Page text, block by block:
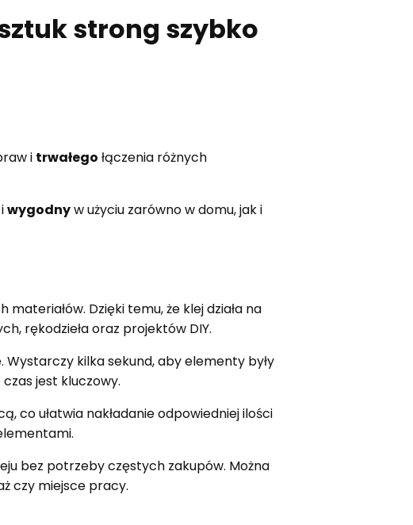
strong szybko
i trwałego łączenia różnych
wygodnyw użyciu zarówno w domu, jak i
Dzięki temu, że klej działa na
rękodzieła oraz projektów DIY.
kilka sekund, aby elementy były
jest kluczowy.
co ułatwia nakładanie odpowiedniej ilości
bez potrzeby częstych zakupów. Można
czy miejsce pracy.